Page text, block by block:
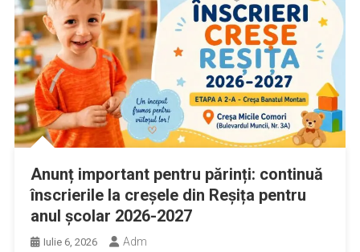
Anunț important pentru părinți: continuă
înscrierile la creșele din Reșița pentru
anul școlar 2026-2027
Iulie 6, 2026 Adm